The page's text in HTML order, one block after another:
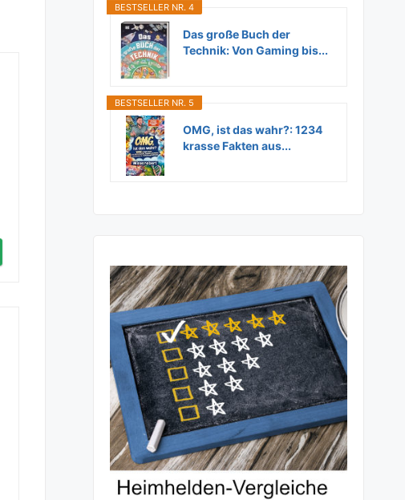
BESTSELLER NR. 4
Das große Buch der
Technik: Von Gaming bis...
BESTSELLER NR. 5
OMG, ist das wahr?: 1234
krasse Fakten aus...